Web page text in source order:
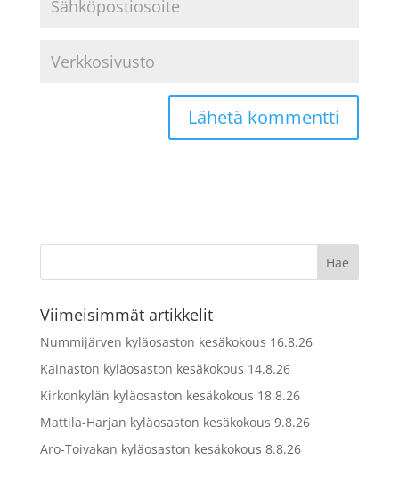
Viimeisimmät artikkelit
Nummijärven kyläosaston kesäkokous 16.8.26
Kainaston kyläosaston kesäkokous 14.8.26
Kirkonkylän kyläosaston kesäkokous 18.8.26
Mattila-Harjan kyläosaston kesäkokous 9.8.26
Aro-Toivakan kyläosaston kesäkokous 8.8.26